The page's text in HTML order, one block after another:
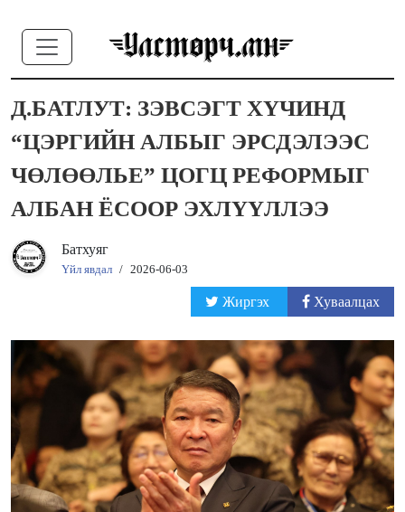
Д.БАТЛУТ: ЗЭВСЭГТ ХҮЧИНД
“ЦЭРГИЙН АЛБЫГ ЭРСДЭЛЭЭС
ЧӨЛӨӨЛЬЕ” ЦОГЦ РЕФОРМЫГ
АЛБАН ЁСООР ЭХЛҮҮЛЛЭЭ
Батхуяг
Үйл явдал / 2026-06-03
Жиргэх Хуваалцах